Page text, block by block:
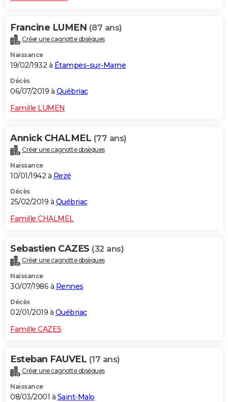
Francine LUMEN (87 ans)
Créer une cagnotte obsèques
Naissance
19/02/1932 à Étampes-sur-Marne
Décès
06/07/2019 à Québriac
Famille LUMEN
Annick CHALMEL (77 ans)
Créer une cagnotte obsèques
Naissance
10/01/1942 à Rezé
Décès
25/02/2019 à Québriac
Famille CHALMEL
Sebastien CAZES (32 ans)
Créer une cagnotte obsèques
Naissance
30/07/1986 à Rennes
Décès
02/01/2019 à Québriac
Famille CAZES
Esteban FAUVEL (17 ans)
Créer une cagnotte obsèques
Naissance
08/03/2001 à Saint-Malo